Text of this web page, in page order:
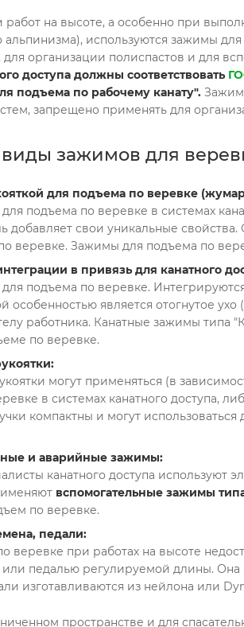
на высоте, а особенно при
используются зажимы
для организации полиспастов и для
доступа должны соответствовать
подъема по рабочему канату".
запрещено применять для
зажимов для
для подъема по веревке
подъема по веревке в системах
добавляет свои уникальные
веревке. Зажимы для подъема по
в привязь для канатного
подъема по веревке.
особенностью является отогнутое
работника. Канатные зажимы типа
по веревке.
могут применяться (в
в системах канатного доступа,
компактны и могут
и аварийные зажимы:
канатного доступа используют
вспомогательные зажимы
по веревке.
педали:
веревке при работах на высоте
педалью регулируемой длины. Она
изготавливаются из нейлона или
пространстве и для